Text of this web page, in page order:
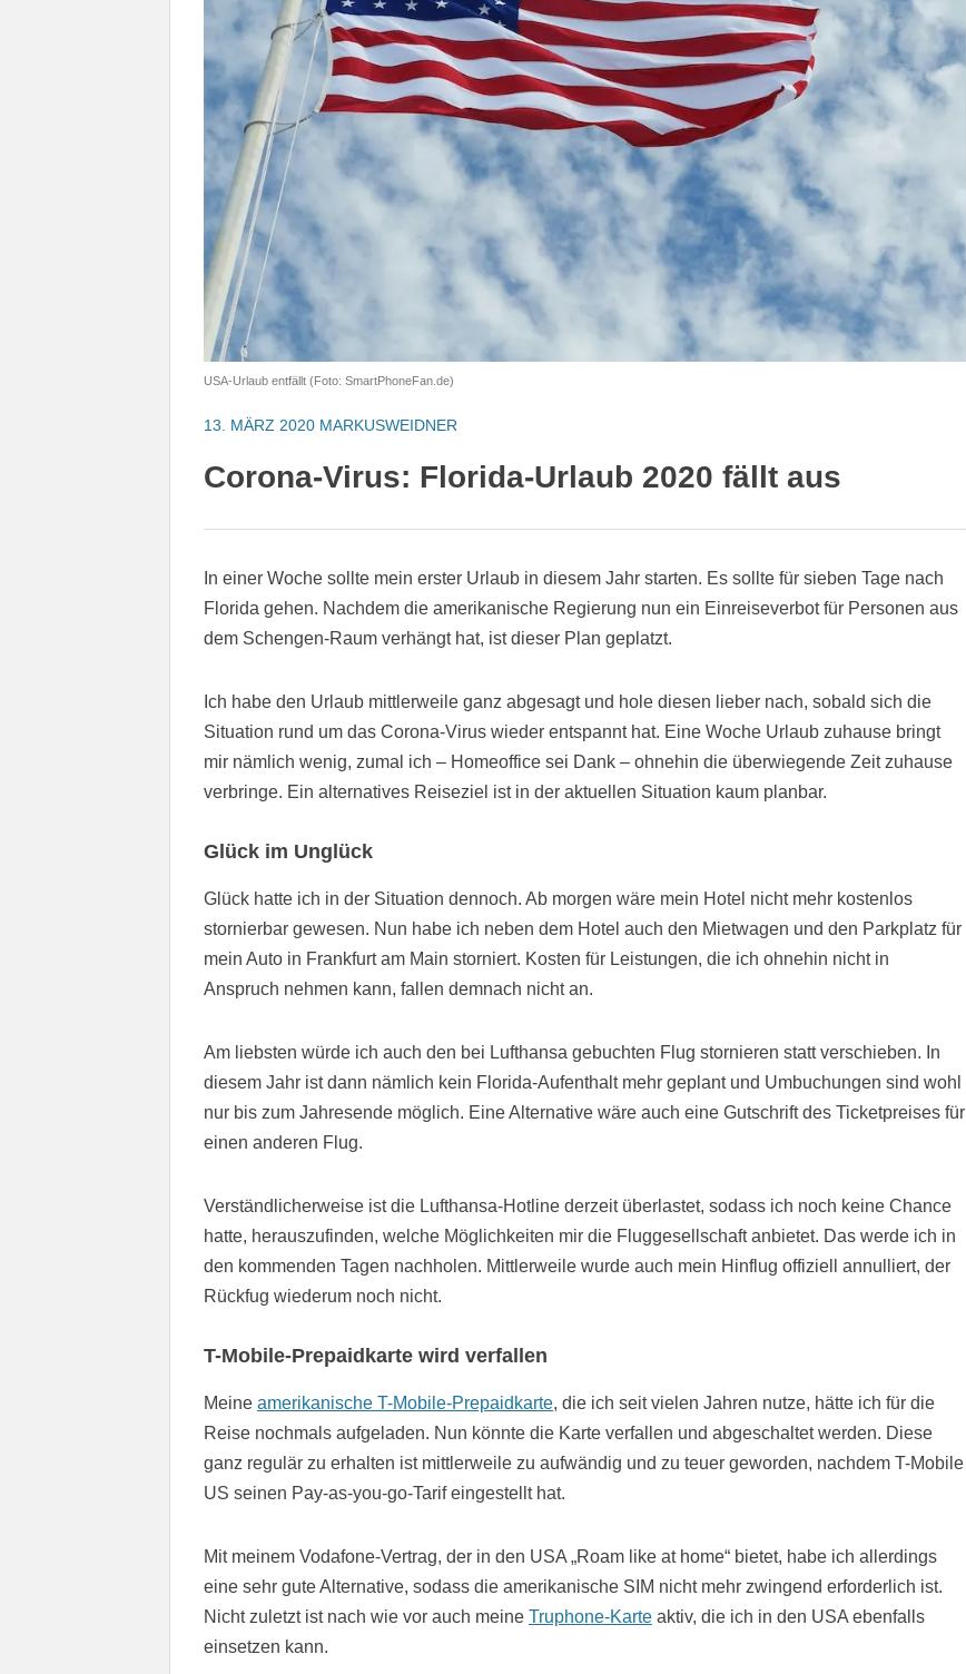
USA-Urlaub entfällt (Foto: SmartPhoneFan.de)
13. MÄRZ 2020 MARKUSWEIDNER
Corona-Virus: Florida-Urlaub 2020 fällt aus
In einer Woche sollte mein erster Urlaub in diesem Jahr starten. Es sollte für sieben Tage nach
Florida gehen. Nachdem die amerikanische Regierung nun ein Einreiseverbot für Personen aus
dem Schengen-Raum verhängt hat, ist dieser Plan geplatzt.
Ich habe den Urlaub mittlerweile ganz abgesagt und hole diesen lieber nach, sobald sich die
Situation rund um das Corona-Virus wieder entspannt hat. Eine Woche Urlaub zuhause bringt
mir nämlich wenig, zumal ich – Homeoffice sei Dank – ohnehin die überwiegende Zeit zuhause
verbringe. Ein alternatives Reiseziel ist in der aktuellen Situation kaum planbar.
Glück im Unglück
Glück hatte ich in der Situation dennoch. Ab morgen wäre mein Hotel nicht mehr kostenlos
stornierbar gewesen. Nun habe ich neben dem Hotel auch den Mietwagen und den Parkplatz für
mein Auto in Frankfurt am Main storniert. Kosten für Leistungen, die ich ohnehin nicht in
Anspruch nehmen kann, fallen demnach nicht an.
Am liebsten würde ich auch den bei Lufthansa gebuchten Flug stornieren statt verschieben. In
diesem Jahr ist dann nämlich kein Florida-Aufenthalt mehr geplant und Umbuchungen sind wohl
nur bis zum Jahresende möglich. Eine Alternative wäre auch eine Gutschrift des Ticketpreises für
einen anderen Flug.
Verständlicherweise ist die Lufthansa-Hotline derzeit überlastet, sodass ich noch keine Chance
hatte, herauszufinden, welche Möglichkeiten mir die Fluggesellschaft anbietet. Das werde ich in
den kommenden Tagen nachholen. Mittlerweile wurde auch mein Hinflug offiziell annulliert, der
Rückfug wiederum noch nicht.
T-Mobile-Prepaidkarte wird verfallen
Meine amerikanische T-Mobile-Prepaidkarte, die ich seit vielen Jahren nutze, hätte ich für die
Reise nochmals aufgeladen. Nun könnte die Karte verfallen und abgeschaltet werden. Diese
ganz regulär zu erhalten ist mittlerweile zu aufwändig und zu teuer geworden, nachdem T-Mobile
US seinen Pay-as-you-go-Tarif eingestellt hat.
Mit meinem Vodafone-Vertrag, der in den USA „Roam like at home“ bietet, habe ich allerdings
eine sehr gute Alternative, sodass die amerikanische SIM nicht mehr zwingend erforderlich ist.
Nicht zuletzt ist nach wie vor auch meine Truphone-Karte aktiv, die ich in den USA ebenfalls
einsetzen kann.